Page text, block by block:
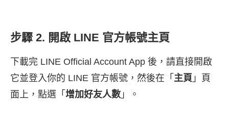
步驟 2. 開啟 LINE 官方帳號主頁
下載完 LINE Official Account App 後，請直接開啟
它並登入你的 LINE 官方帳號，然後在「 主頁 」頁
面上，點選「 增加好友人數 」。